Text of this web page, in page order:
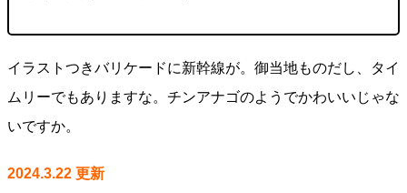
イラストつきバリケードに新幹線が。御当地ものだし、タイ
ムリーでもありますな。チンアナゴのようでかわいいじゃな
いですか。
2024.3.22 更新